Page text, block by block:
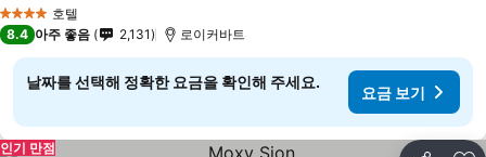
4 성급 호텔
8.4 아주 좋음 2,131 로이커바트
날짜를 선택해 정확한 요금을 확인해 주세요.
요금 보기
인기 만점